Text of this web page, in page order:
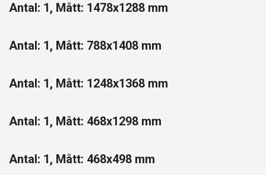
Antal: 1, Mått: 1478x1288 mm
Antal: 1, Mått: 788x1408 mm
Antal: 1, Mått: 1248x1368 mm
Antal: 1, Mått: 468x1298 mm
Antal: 1, Mått: 468x498 mm